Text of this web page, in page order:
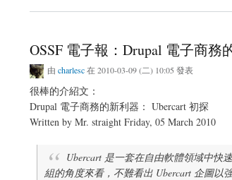
OSSF 電子報：Drupal 電子商務
由 charlesc在 2010-03-09 (二) 10:05 發表
很棒的介紹文：
Drupal 電子商務的新利器： Ubercart 初探
Written by Mr. straight Friday, 05 March 2010
Ubercart 是一套在自由軟體領域中快
組的角度來看，不難看出 Ubercart 企圖以